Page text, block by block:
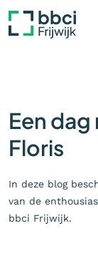
Een
Floris
In deze blog
van de
bbci Frijwijk.